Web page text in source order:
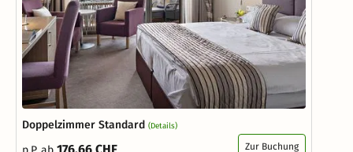
Doppelzimmer Standard (Details)
Zur Buchung